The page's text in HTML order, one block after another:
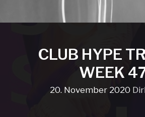
CLUB HYPE
WEEK
20. November 2020